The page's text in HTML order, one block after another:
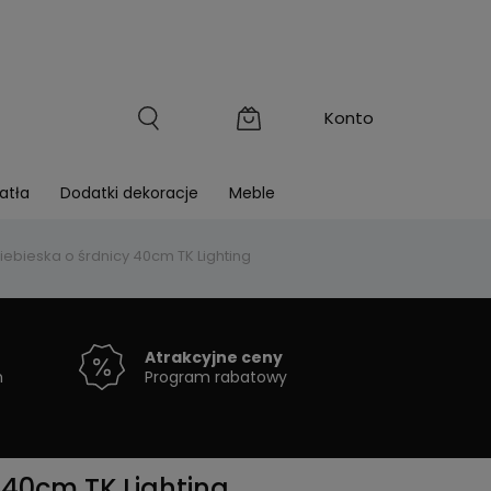
Dodatki dekoracje Meble
o śrdnicy 40cm TK Lighting
Atrakcyjne ceny
Program rabatowy